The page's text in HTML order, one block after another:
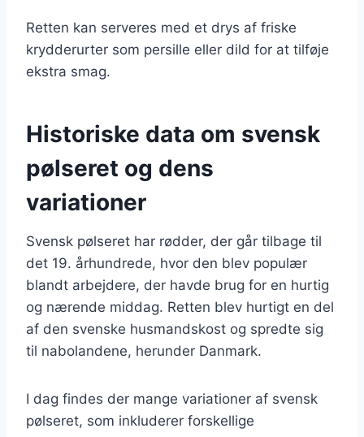
Retten kan serveres med et drys af friske
krydderurter som persille eller dild for at tilføje
ekstra smag.
Historiske data om svensk
pølseret og dens
variationer
Svensk pølseret har rødder, der går tilbage til
det 19. århundrede, hvor den blev populær
blandt arbejdere, der havde brug for en hurtig
og nærende middag. Retten blev hurtigt en del
af den svenske husmandskost og spredte sig
til nabolandene, herunder Danmark.
I dag findes der mange variationer af svensk
pølseret, som inkluderer forskellige